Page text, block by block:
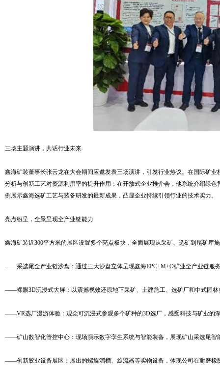
三场主题演讲，共话行业未来
鑫海矿装董事长张云龙在大会期间应邀发表三场演讲，引发行业热议。在国际矿
分析与创新工艺对资源利用率的提升作用；在开放式企业推介会，他系统介绍绿
例展示鑫海选矿工艺与装备研发的最新成果，凸显企业持续引领行业的技术实力。
亮点纷呈，全景呈现全产业链能力
鑫海矿装近300平方米的展区设置多个亮点板块，全面展现从采矿、选矿到尾矿库
——采选尾全产业链沙盘：通过三大沙盘立体呈现鑫海EPC+M+O矿业全产业链服
——裸眼3D沉浸式大屏：以震撼视效还原地下采矿、土建施工、选矿厂和中式园
——VR选厂漫游体验：观众可沉浸式参观多个矿种的3D选厂，感受科技与矿业的
——矿山数智化管控中心：现场演示数字孪生系统与智能装备，展现矿山采选尾智
——创新胶业设备展区：展出的螺旋溜槽、旋流器等实物设备，体现公司在耐磨橡